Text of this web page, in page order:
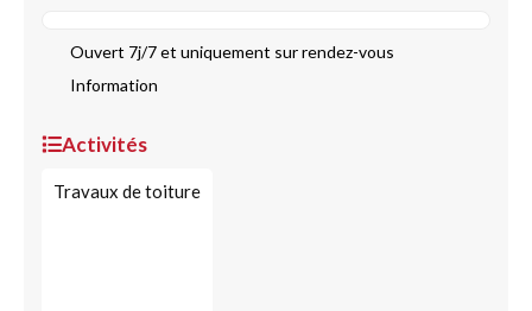
Ouvert 7j/7 et uniquement sur rendez-vous
Information
Activités
Travaux de toiture